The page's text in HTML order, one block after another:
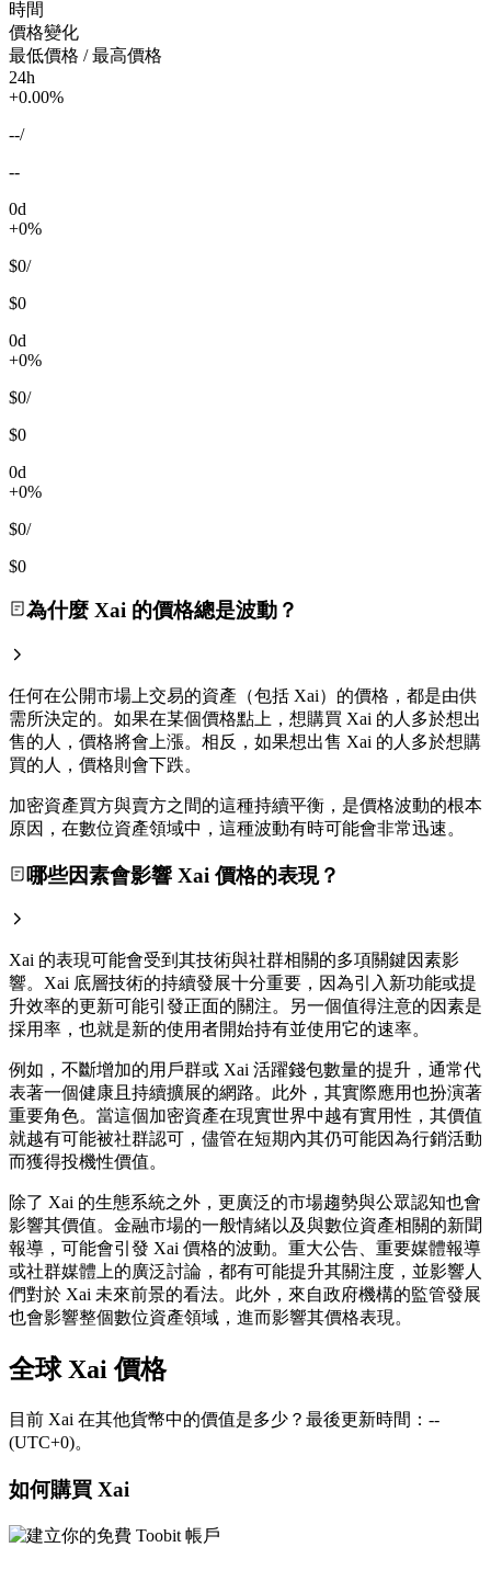
時間
價格變化
最低價格 / 最高價格
24h
+0.00%
--/
--
0d
+0%
$0/
$0
0d
+0%
$0/
$0
0d
+0%
$0/
$0
為什麼 Xai 的價格總是波動？
任何在公開市場上交易的資產（包括 Xai）的價格，都是由供
需所決定的。如果在某個價格點上，想購買 Xai 的人多於想出
售的人，價格將會上漲。相反，如果想出售 Xai 的人多於想購
買的人，價格則會下跌。
加密資產買方與賣方之間的這種持續平衡，是價格波動的根本
原因，在數位資產領域中，這種波動有時可能會非常迅速。
哪些因素會影響 Xai 價格的表現？
Xai 的表現可能會受到其技術與社群相關的多項關鍵因素影
響。Xai 底層技術的持續發展十分重要，因為引入新功能或提
升效率的更新可能引發正面的關注。另一個值得注意的因素是
採用率，也就是新的使用者開始持有並使用它的速率。
例如，不斷增加的用戶群或 Xai 活躍錢包數量的提升，通常代
表著一個健康且持續擴展的網路。此外，其實際應用也扮演著
重要角色。當這個加密資產在現實世界中越有實用性，其價值
就越有可能被社群認可，儘管在短期內其仍可能因為行銷活動
而獲得投機性價值。
除了 Xai 的生態系統之外，更廣泛的市場趨勢與公眾認知也會
影響其價值。金融市場的一般情緒以及與數位資產相關的新聞
報導，可能會引發 Xai 價格的波動。重大公告、重要媒體報導
或社群媒體上的廣泛討論，都有可能提升其關注度，並影響人
們對於 Xai 未來前景的看法。此外，來自政府機構的監管發展
也會影響整個數位資產領域，進而影響其價格表現。
全球 Xai 價格
目前 Xai 在其他貨幣中的價值是多少？最後更新時間：--
(UTC+0)。
如何購買 Xai